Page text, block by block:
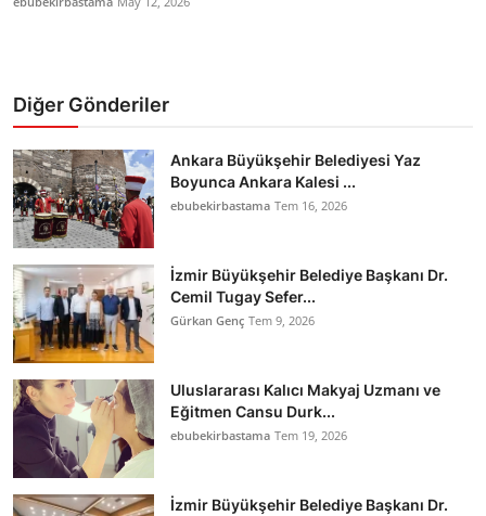
Diğer Gönderiler
Ankara Büyükşehir Belediyesi Yaz
Boyunca Ankara Kalesi ...
ebubekirbastama Tem 16, 2026
İzmir Büyükşehir Belediye Başkanı Dr.
Cemil Tugay Sefer...
Gürkan Genç Tem 9, 2026
Uluslararası Kalıcı Makyaj Uzmanı ve
Eğitmen Cansu Durk...
ebubekirbastama Tem 19, 2026
İzmir Büyükşehir Belediye Başkanı Dr.